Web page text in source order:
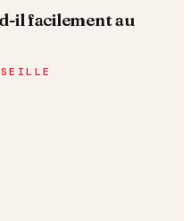
il facilement au